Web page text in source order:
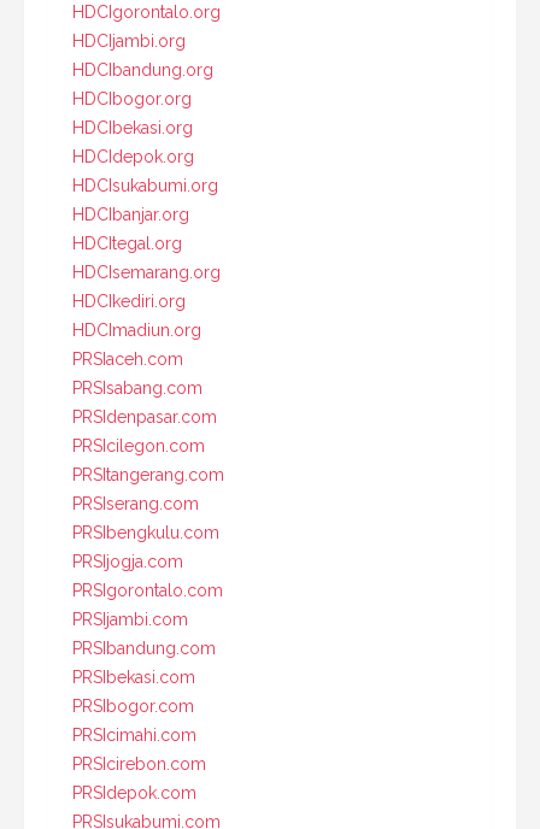
HDCIgorontalo.org
HDCIjambi.org
HDCIbandung.org
HDCIbogor.org
HDCIbekasi.org
HDCIdepok.org
HDCIsukabumi.org
HDCIbanjar.org
HDCItegal.org
HDCIsemarang.org
HDCIkediri.org
HDCImadiun.org
PRSIaceh.com
PRSIsabang.com
PRSIdenpasar.com
PRSIcilegon.com
PRSItangerang.com
PRSIserang.com
PRSIbengkulu.com
PRSIjogja.com
PRSIgorontalo.com
PRSIjambi.com
PRSIbandung.com
PRSIbekasi.com
PRSIbogor.com
PRSIcimahi.com
PRSIcirebon.com
PRSIdepok.com
PRSIsukabumi.com